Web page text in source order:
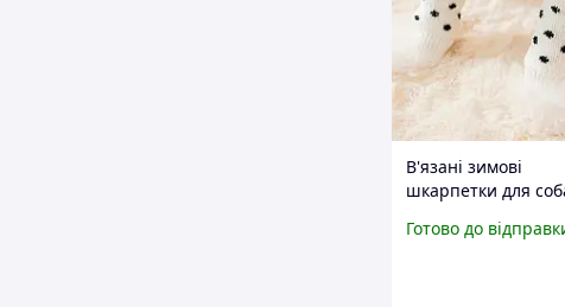
В'язані зимові
шкарпетки для
захисту лап від
Готово до